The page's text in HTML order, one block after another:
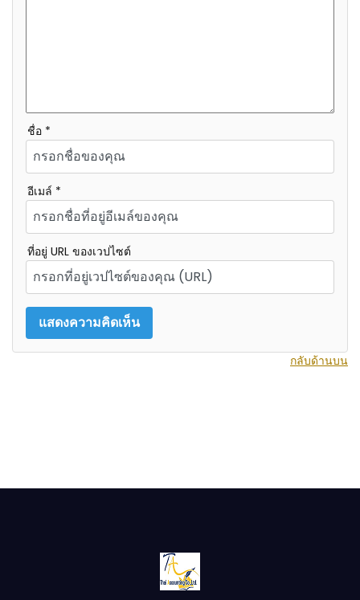
ชื่อ *
อีเมล์ *
ที่อยู่ URL ของเวปไซต์
กลับด้านบน